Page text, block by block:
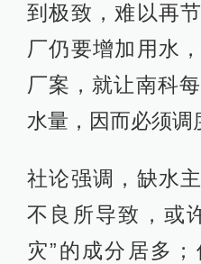
到极致，难以再
厂仍要增加用水
厂案，就让南科
水量，因而必须调
社论强调，缺水
不良所导致，或
灾”的成分居多